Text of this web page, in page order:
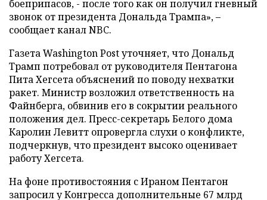
боеприпасов, - после того как он получил гневный
звонок от президента Дональда Трампа», –
сообщает канал NBC.
Газета Washington Post уточняет, что Дональд
Трамп потребовал от руководителя Пентагона
Пита Хегсета объяснений по поводу нехватки
ракет. Министр возложил ответственность на
Файнберга, обвинив его в сокрытии реального
положения дел. Пресс-секретарь Белого дома
Каролин Левитт опровергла слухи о конфликте,
подчеркнув, что президент высоко оценивает
работу Хегсета.
На фоне противостояния с Ираном Пентагон
запросил у Конгресса дополнительные 67 млрд